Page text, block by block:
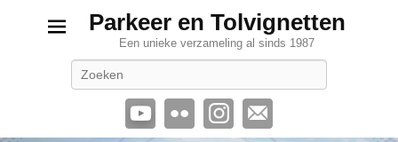
Parkeer en Tolvignetten
Een unieke verzameling al sinds 1987